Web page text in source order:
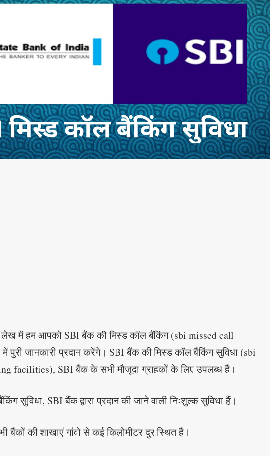
लेख में हम आपको SBI बैंक की मिस्ड कॉल बैंकिंग (sbi missed call
पुरी जानकारी प्रदान करेंगे। SBI बैंक की मिस्ड कॉल बैंकिंग सुविधा (sbi
facilities), SBI बैंक के सभी मौजूदा ग्राहकों के लिए उपलब्ध हैं।
सुविधा, SBI बैंक द्वारा प्रदान की जाने वाली निःशुल्क सुविधा हैं।
बैंकों की शाखाएं गांवो से कई किलोमीटर दुर स्थित हैं।